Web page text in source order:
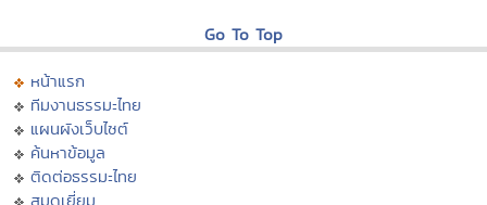
Go To Top
หน้าแรก
ทีมงานธรรมะไทย
แผนผังเว็บไซต์
ค้นหาข้อมูล
ติดต่อธรรมะไทย
สมุดเยี่ยม